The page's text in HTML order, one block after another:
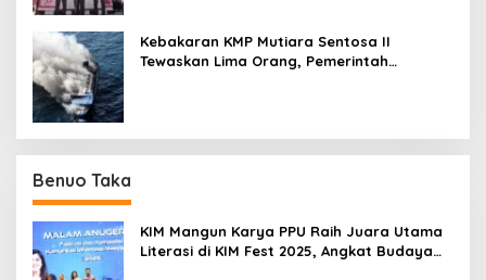
Kebakaran KMP Mutiara Sentosa II
Tewaskan Lima Orang, Pemerintah
Benuo Taka
KIM Mangun Karya PPU Raih Juara Utama
Literasi di KIM Fest 2025, Angkat Budaya